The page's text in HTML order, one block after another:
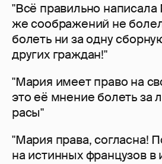
"Всё правильно
же соображений не
болеть ни за одну
других граждан!"
"Мария имеет право на
это её мнение болеть за
расы"
"Мария права, согласна!
на истинных французов в